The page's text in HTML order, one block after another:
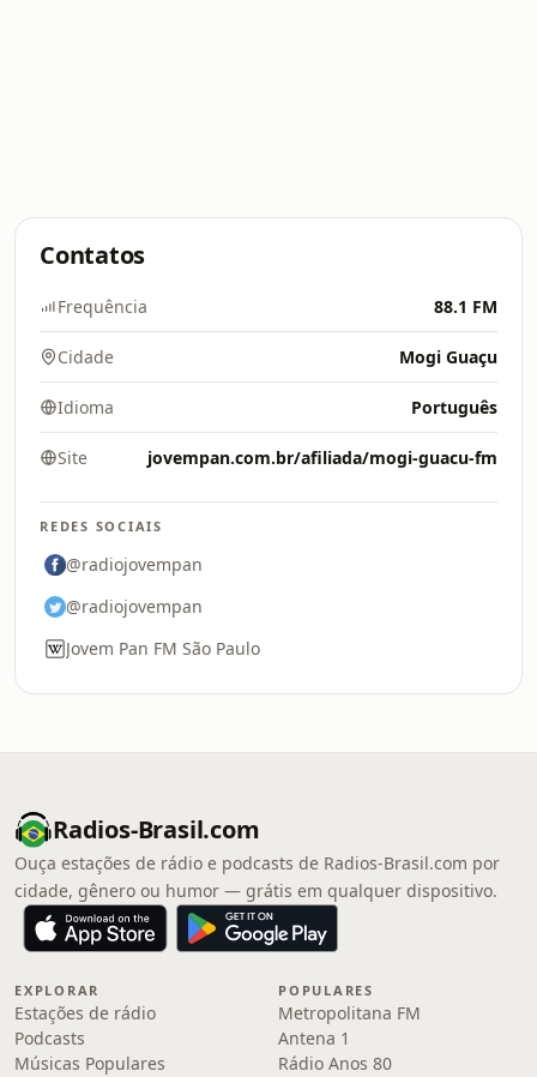
Contatos
Frequência 88.1 FM
Cidade Mogi Guaçu
Idioma Português
Site jovempan.com.br/afiliada/mogi-guacu-fm
REDES SOCIAIS
@radiojovempan
@radiojovempan
Jovem Pan FM São Paulo
Radios-Brasil.com
Ouça estações de rádio e podcasts de Radios-Brasil.com por
cidade, gênero ou humor — grátis em qualquer dispositivo.
EXPLORAR
Estações de rádio
Podcasts
Músicas Populares
POPULARES
Metropolitana FM
Antena 1
Rádio Anos 80